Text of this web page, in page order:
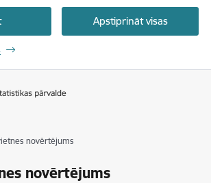
Apstiprināt visas
novērtējums
novērtējums